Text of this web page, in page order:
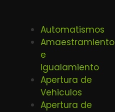
Automatismos
Amaestramiento
e
Igualamiento
Apertura de
Vehiculos
Apertura de